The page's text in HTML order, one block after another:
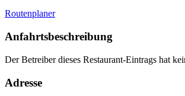
Routenplaner
Anfahrtsbeschreibung
Der Betreiber dieses Restaurant-Eintrags hat
Adresse